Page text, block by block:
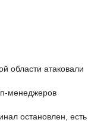
области атаковали
менеджеров
остановлен, есть